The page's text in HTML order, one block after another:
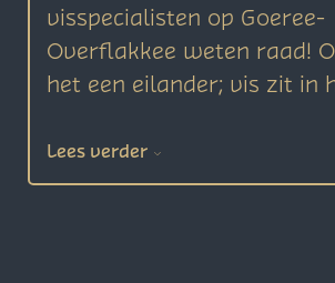
visspecialisten op Goeree-
Overflakkee weten raad!
het een eilander; vis zit in
Lees verder